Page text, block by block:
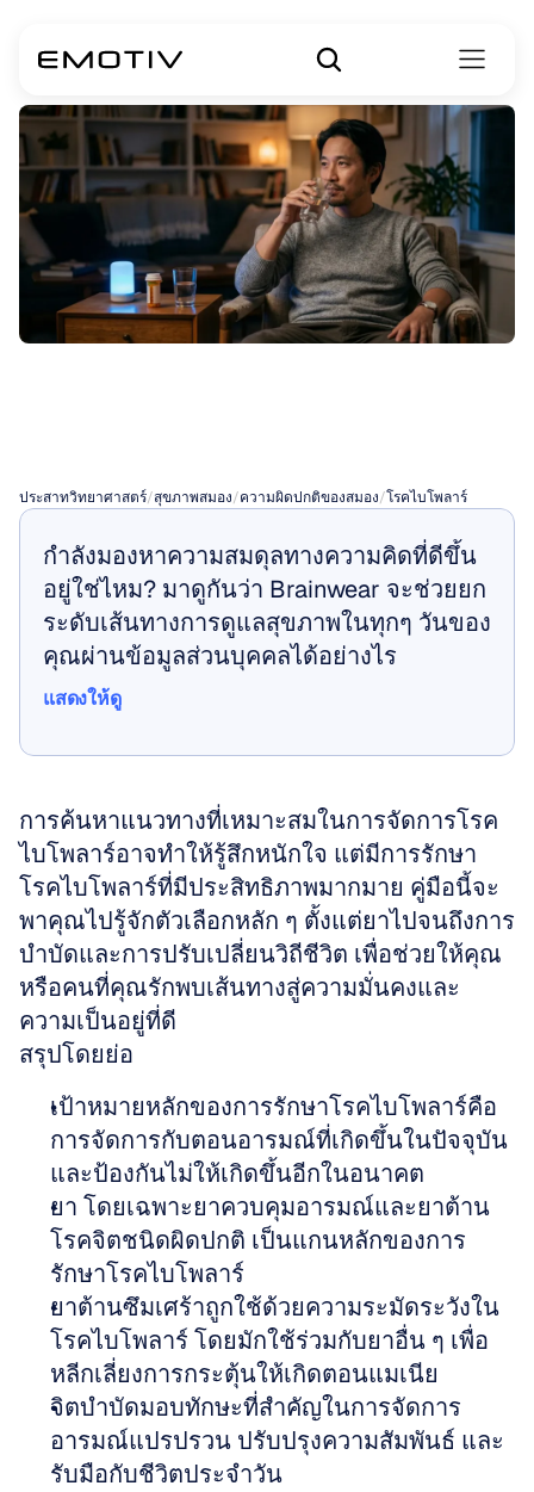
ประสาทวิทยาศาสตร์/สุขภาพสมอง/ความผิดปกติของสมอง/โรคไบโพลาร์
กำลังมองหาความสมดุลทางความคิดที่ดีขึ้น
อยู่ใช่ไหม? มาดูกันว่า Brainwear จะช่วยยก
ระดับเส้นทางการดูแลสุขภาพในทุกๆ วันของ
คุณผ่านข้อมูลส่วนบุคคลได้อย่างไร
แสดงให้ดู
การค้นหาแนวทางที่เหมาะสมในการจัดการโรค
ไบโพลาร์อาจทำให้รู้สึกหนักใจ แต่มีการรักษา
โรคไบโพลาร์ที่มีประสิทธิภาพมากมาย คู่มือนี้จะ
พาคุณไปรู้จักตัวเลือกหลัก ๆ ตั้งแต่ยาไปจนถึงการ
บำบัดและการปรับเปลี่ยนวิถีชีวิต เพื่อช่วยให้คุณ
หรือคนที่คุณรักพบเส้นทางสู่ความมั่นคงและ
ความเป็นอยู่ที่ดี
สรุปโดยย่อ
เป้าหมายหลักของการรักษาโรคไบโพลาร์คือ
การจัดการกับตอนอารมณ์ที่เกิดขึ้นในปัจจุบัน
และป้องกันไม่ให้เกิดขึ้นอีกในอนาคต
ยา โดยเฉพาะยาควบคุมอารมณ์และยาต้าน
โรคจิตชนิดผิดปกติ เป็นแกนหลักของการ
รักษาโรคไบโพลาร์
ยาต้านซึมเศร้าถูกใช้ด้วยความระมัดระวังใน
โรคไบโพลาร์ โดยมักใช้ร่วมกับยาอื่น ๆ เพื่อ
หลีกเลี่ยงการกระตุ้นให้เกิดตอนแมเนีย
จิตบำบัดมอบทักษะที่สำคัญในการจัดการ
อารมณ์แปรปรวน ปรับปรุงความสัมพันธ์ และ
รับมือกับชีวิตประจำวัน